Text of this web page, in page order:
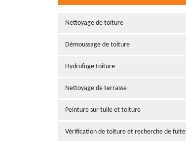
Nettoyage de toiture
Démoussage de toiture
Hydrofuge toiture
Nettoyage de terrasse
Peinture sur tuile et toiture
Vérification de toiture et recherche de fuite